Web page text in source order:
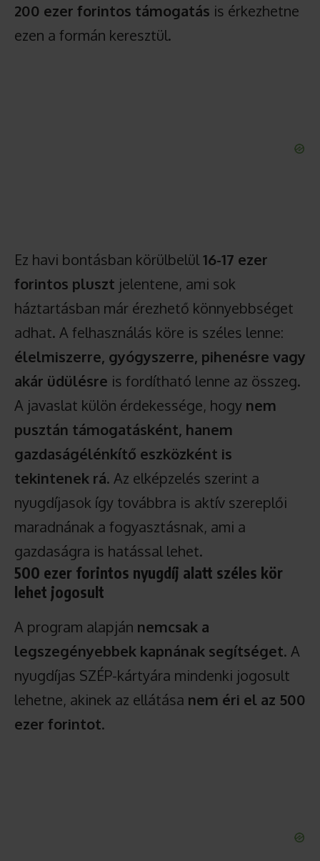
200 ezer forintos támogatás is érkezhetne
ezen a formán keresztül.
Ez havi bontásban körülbelül 16-17 ezer
forintos pluszt jelentene, ami sok
háztartásban már érezhető könnyebbséget
adhat. A felhasználás köre is széles lenne:
élelmiszerre, gyógyszerre, pihenésre vagy
akár üdülésre is fordítható lenne az összeg.
A javaslat külön érdekessége, hogy nem
pusztán támogatásként, hanem
gazdaságélénkítő eszközként is
tekintenek rá. Az elképzelés szerint a
nyugdíjasok így továbbra is aktív szereplői
maradnának a fogyasztásnak, ami a
gazdaságra is hatással lehet.
500 ezer forintos nyugdíj alatt széles kör
lehet jogosult
A program alapján nemcsak a
legszegényebbek kapnának segítséget. A
nyugdíjas SZÉP-kártyára mindenki jogosult
lehetne, akinek az ellátása nem éri el az 500
ezer forintot.